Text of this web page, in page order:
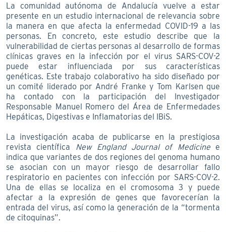
La comunidad autónoma de Andalucía vuelve a estar
presente en un estudio internacional de relevancia sobre
la manera en que afecta la enfermedad COVID-19 a las
personas. En concreto, este estudio describe que la
vulnerabilidad de ciertas personas al desarrollo de formas
clínicas graves en la infección por el virus SARS-COV-2
puede estar influenciada por sus características
genéticas. Este trabajo colaborativo ha sido diseñado por
un comité liderado por André Franke y Tom Karlsen que
ha contado con la participación del Investigador
Responsable Manuel Romero del Área de Enfermedades
Hepáticas, Digestivas e Inflamatorias del IBiS.
La investigación acaba de publicarse en la prestigiosa
revista científica New England Journal of Medicinee
indica que variantes de dos regiones del genoma humano
se asocian con un mayor riesgo de desarrollar fallo
respiratorio en pacientes con infección por SARS-COV-2.
Una de ellas se localiza en el cromosoma 3 y puede
afectar a la expresión de genes que favorecerían la
entrada del virus, así como la generación de la “tormenta
de citoquinas”.